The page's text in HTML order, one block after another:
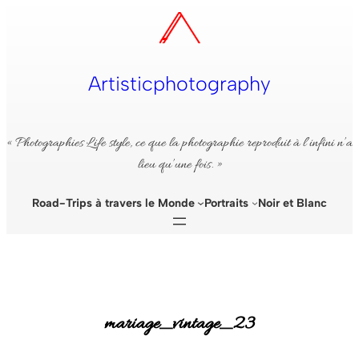
Artisticphotography
« Photographies Life style, ce que la photographie reproduit à l’infini n’a
lieu qu’une fois. »
Road-Trips à travers le Monde Portraits Noir et Blanc
mariage_vintage_23